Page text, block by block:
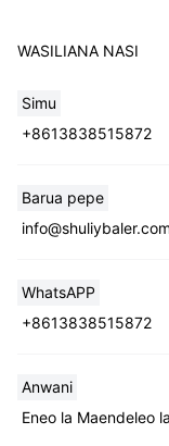
WASILIANA NASI
Simu
+8613838515872
Barua pepe
info@shuliybaler.com
WhatsAPP
+8613838515872
Anwani
Eneo la Maendeleo